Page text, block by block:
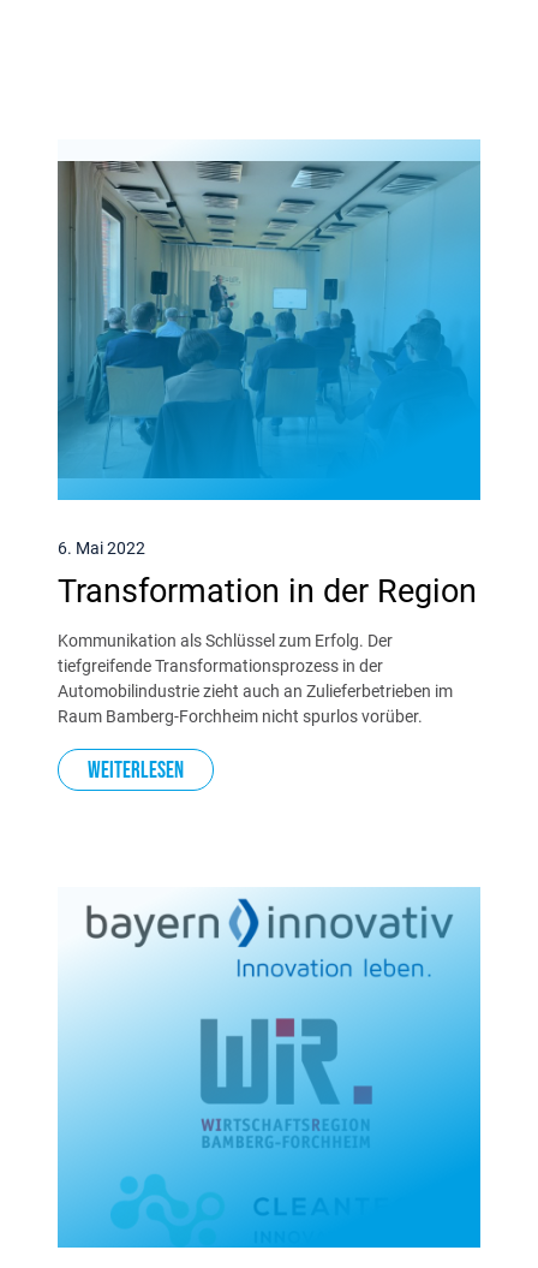
Transformation in der Region
6. Mai 2022
Kommunikation als Schlüssel zum Erfolg. Der
tiefgreifende Transformationsprozess in der
Automobilindustrie zieht auch an Zulieferbetrieben im
Raum Bamberg-Forchheim nicht spurlos vorüber.
Weiterlesen